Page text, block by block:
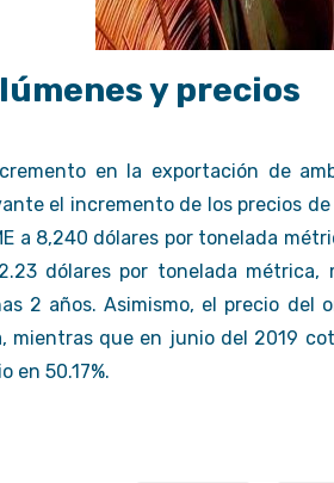
y precios
en la exportación de
el incremento de los precios
a 8,240 dólares por tonelada
dólares por tonelada
2 años. Asimismo, el precio del
mientras que en junio del 2019
en 50.17%.